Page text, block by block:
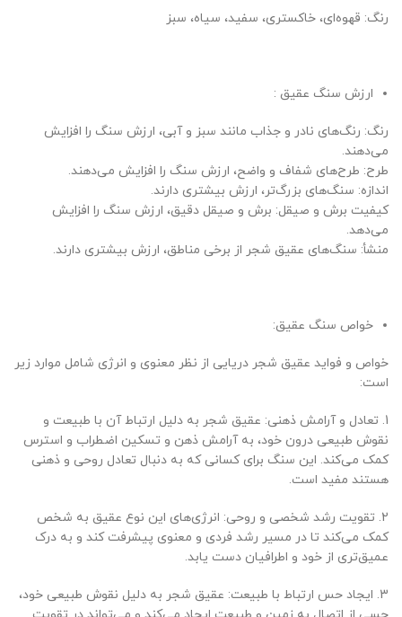
رنگ: قهوه‌ای، خاکستری، سفید، سیاه، سبز
ارزش سنگ عقیق :
رنگ: رنگ‌های نادر و جذاب مانند سبز و آبی، ارزش سنگ را افزایش
می‌دهند.
طرح: طرح‌های شفاف و واضح، ارزش سنگ را افزایش می‌دهند.
اندازه: سنگ‌های بزرگ‌تر، ارزش بیشتری دارند.
کیفیت برش و صیقل: برش و صیقل دقیق، ارزش سنگ را افزایش
می‌دهد.
منشأ: سنگ‌های عقیق شجر از برخی مناطق، ارزش بیشتری دارند.
خواص سنگ عقیق:
خواص و فواید عقیق شجر دریایی از نظر معنوی و انرژی شامل موارد زیر
است:
1. تعادل و آرامش ذهنی: عقیق شجر به دلیل ارتباط آن با طبیعت و
نقوش طبیعی درون خود، به آرامش ذهن و تسکین اضطراب و استرس
کمک می‌کند. این سنگ برای کسانی که به دنبال تعادل روحی و ذهنی
هستند مفید است.
2. تقویت رشد شخصی و روحی: انرژی‌های این نوع عقیق به شخص
کمک می‌کند تا در مسیر رشد فردی و معنوی پیشرفت کند و به درک
عمیق‌تری از خود و اطرافیان دست یابد.
3. ایجاد حس ارتباط با طبیعت: عقیق شجر به دلیل نقوش طبیعی خود،